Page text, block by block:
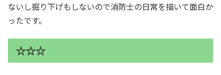
ないし掘り下げもしないので消防士の日常を描いて面白か
ったです。
☆☆☆